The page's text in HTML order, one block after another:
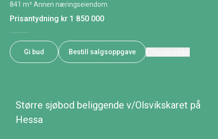
841 m²·Annen næringseiendom
Prisantydning kr 1 850 000
Gi bud Bestill salgsoppgave
Større sjøbod beliggende v/Olsvikskaret på
Hessa